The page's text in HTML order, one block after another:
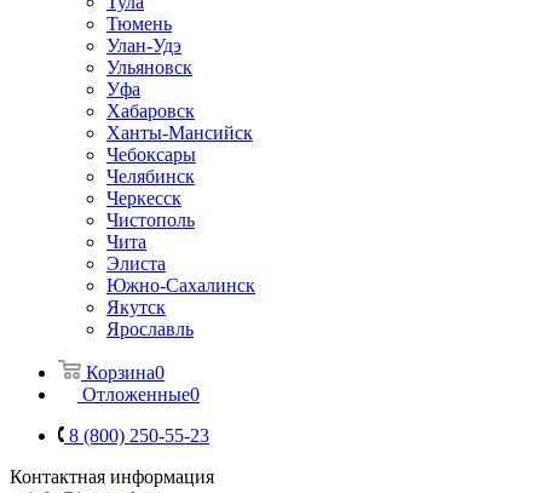
Тюмень
Улан-Удэ
Ульяновск
Уфа
Хабаровск
Ханты-Мансийск
Чебоксары
Челябинск
Черкесск
Чистополь
Чита
Элиста
Южно-Сахалинск
Якутск
Ярославль
Корзина0
Отложенные0
8 (800) 250-55-23
Контактная информация